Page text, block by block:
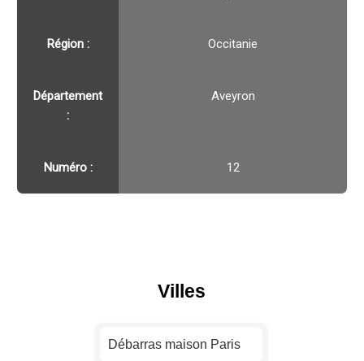
Région :️ Occitanie
Département
:
Aveyron
Numéro : 12
Villes
Débarras maison Paris